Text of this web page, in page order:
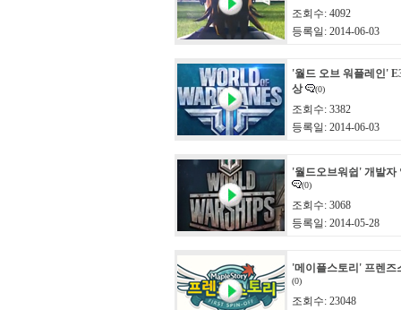
조회수: 4092
등록일: 2014-06-03
'월드 오브 워플레인'
상
(0)
조회수: 3382
등록일: 2014-06-03
'월드오브워쉽' 개발자
(0)
조회수: 3068
등록일: 2014-05-28
'메이플스토리' 프렌즈
(0)
조회수: 23048